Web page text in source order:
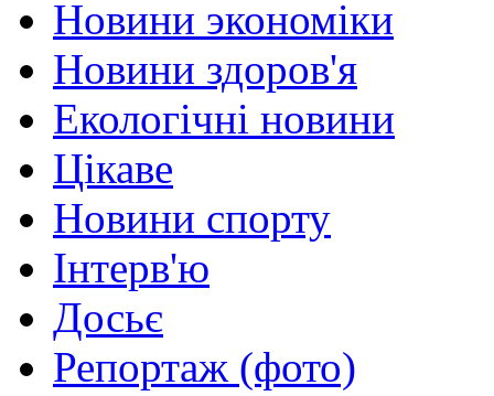
Новини экономіки
Новини здоров'я
Екологічні новини
Цікаве
Новини спорту
Інтерв'ю
Досьє
Репортаж (фото)